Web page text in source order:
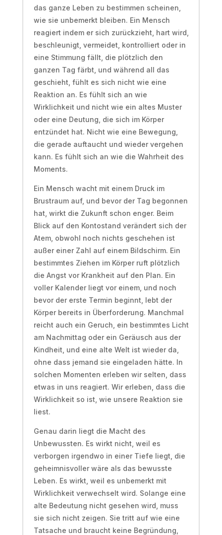
das ganze Leben zu bestimmen scheinen,
wie sie unbemerkt bleiben. Ein Mensch
reagiert indem er sich zurückzieht, hart wird,
beschleunigt, vermeidet, kontrolliert oder in
eine Stimmung fällt, die plötzlich den
ganzen Tag färbt, und während all das
geschieht, fühlt es sich nicht wie eine
Reaktion an. Es fühlt sich an wie
Wirklichkeit und nicht wie ein altes Muster
oder eine Deutung, die sich im Körper
entzündet hat. Nicht wie eine Bewegung,
die gerade auftaucht und wieder vergehen
kann. Es fühlt sich an wie die Wahrheit des
Moments.
Ein Mensch wacht mit einem Druck im
Brustraum auf, und bevor der Tag begonnen
hat, wirkt die Zukunft schon enger. Beim
Blick auf den Kontostand verändert sich der
Atem, obwohl noch nichts geschehen ist
außer einer Zahl auf einem Bildschirm. Ein
bestimmtes Ziehen im Körper ruft plötzlich
die Angst vor Krankheit auf den Plan. Ein
voller Kalender liegt vor einem, und noch
bevor der erste Termin beginnt, lebt der
Körper bereits in Überforderung. Manchmal
reicht auch ein Geruch, ein bestimmtes Licht
am Nachmittag oder ein Geräusch aus der
Kindheit, und eine alte Welt ist wieder da,
ohne dass jemand sie eingeladen hätte. In
solchen Momenten erleben wir selten, dass
etwas in uns reagiert. Wir erleben, dass die
Wirklichkeit so ist, wie unsere Reaktion sie
liest.
Genau darin liegt die Macht des
Unbewussten. Es wirkt nicht, weil es
verborgen irgendwo in einer Tiefe liegt, die
geheimnisvoller wäre als das bewusste
Leben. Es wirkt, weil es unbemerkt mit
Wirklichkeit verwechselt wird. Solange eine
alte Bedeutung nicht gesehen wird, muss
sie sich nicht zeigen. Sie tritt auf wie eine
Tatsache und braucht keine Begründung,